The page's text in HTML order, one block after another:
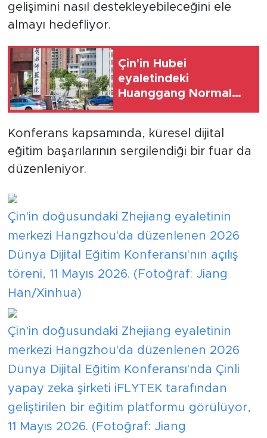
gelişimini nasıl destekleyebileceğini ele
almayı hedefliyor.
Çin'in Hubei
eyaletindeki
Huanggang Normal
Konferans kapsamında, küresel dijital
eğitim başarılarının sergilendiği bir fuar da
düzenleniyor.
Çin'in doğusundaki Zhejiang eyaletinin
merkezi Hangzhou'da düzenlenen 2026
Dünya Dijital Eğitim Konferansı'nın açılış
töreni, 11 Mayıs 2026. (Fotoğraf: Jiang
Han/Xinhua)
Çin'in doğusundaki Zhejiang eyaletinin
merkezi Hangzhou'da düzenlenen 2026
Dünya Dijital Eğitim Konferansı'nda Çinli
yapay zeka şirketi iFLYTEK tarafından
geliştirilen bir eğitim platformu görülüyor,
11 Mayıs 2026. (Fotoğraf: Jiang